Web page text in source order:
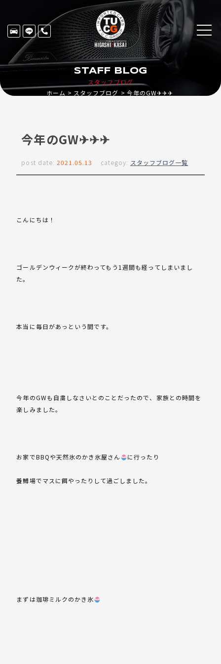
スタッフブログ
STAFF BLOG
ホーム スタッフブログ 今年のGW✈︎✈︎✈︎
今年のGW✈︎✈︎✈︎
post date: 2021.05.13 categoy: スタッフブログ一覧
こんにちは！
ゴールデンウィークが終わってもう1週間も経ってしまいまし
た。
本当に毎日があっという間です。
今年のGWも自粛しなさいとのことだったので、家族との時間を
楽しみました。
お家でBBQや天然氷のかき氷屋さん に行ったり
養鱒場でマスに餌やったりして過ごしました。
まずは珈琲ミルクのかき氷